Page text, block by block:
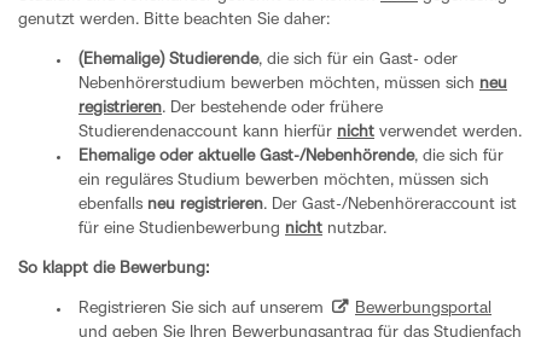
genutzt werden. Bitte beachten Sie daher:
(Ehemalige) Studierende, die sich für ein Gast- oder
Nebenhörerstudium bewerben möchten, müssen sich neu
registrieren. Der bestehende oder frühere
Studierendenaccount kann hierfür nicht verwendet werden.
Ehemalige oder aktuelle Gast-/Nebenhörende, die sich für
ein reguläres Studium bewerben möchten, müssen sich
ebenfalls neu registrieren. Der Gast-/Nebenhöreraccount ist
für eine Studienbewerbung nicht nutzbar.
So klappt die Bewerbung:
Registrieren Sie sich auf unserem
Bewerbungsportal
und geben Sie Ihren Bewerbungsantrag für das Studienfach